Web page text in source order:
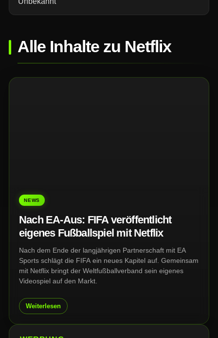
Alle Inhalte zu Netflix
NEWS
Nach EA-Aus: FIFA veröffentlicht
eigenes Fußballspiel mit Netflix
Nach dem Ende der langjährigen Partnerschaft mit EA
Sports schlägt die FIFA ein neues Kapitel auf. Gemeinsam
mit Netflix bringt der Weltfußballverband sein eigenes
Videospiel auf den Markt.
Weiterlesen